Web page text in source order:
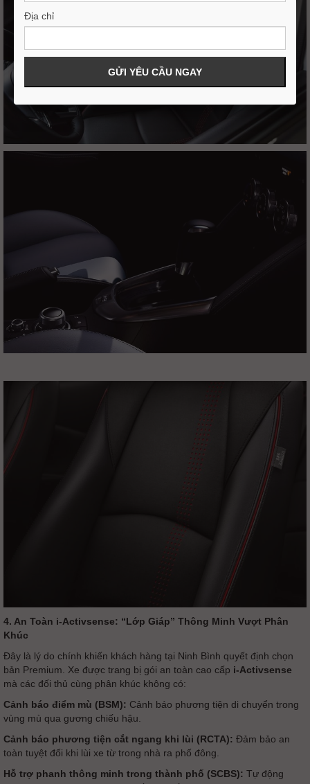
4. An Toàn i-Activsense: “Lớp Giáp” Thông Minh Vượt Phân
Khúc
Đây là lý do chính khiến khách hàng tại Ninh Bình quyết định chọn
bản Premium. Xe được trang bị gói an toàn cao cấp i-Activsense
mà các đối thủ cùng phân khúc không có:
Cảnh báo điểm mù (BSM): Cảnh báo phương tiện di chuyển trong
vùng mù qua gương chiếu hậu.
Cảnh báo phương tiện cắt ngang khi lùi (RCTA): Đảm bảo an
toàn tuyệt đối khi lùi xe từ trong nhà ra phố đông.
Hỗ trợ phanh thông minh trong thành phố (SCBS): Tự động
Địa chỉ